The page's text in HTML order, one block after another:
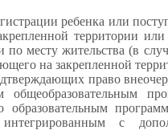
ребенка или
территории
по месту жительства (в
на закрепленной
право
с